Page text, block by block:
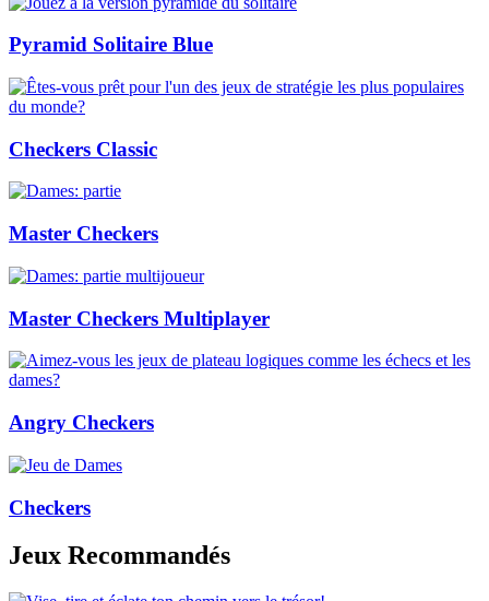
Pyramid Solitaire Blue
Checkers Classic
Master Checkers
Master Checkers Multiplayer
Angry Checkers
Checkers
Jeux Recommandés